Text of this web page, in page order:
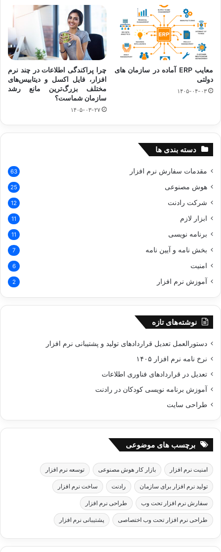
معایب ERP آماده در سازمان های
دولتی
۱۴۰۵-۰۴-۰۳
چرا پراکندگی اطلاعات در چند نرم
افزار، فایل اکسل و دیتابیس‌های
مختلف بزرگ‌ترین مانع رشد
سازمان شماست؟
۱۴۰۵-۰۳-۲۷
دسته بندی ها
مقدمات سفارش نرم افزار 63
هوش مصنوعی 25
شرکت رادنت 12
ابزار لازم 11
برنامه نویسی 11
بخش نامه و آیین نامه 7
امنیت 6
آموزش نرم افزار 2
نوشته‌های تازه
دستورالعمل تعدیل قراردادهای تولید و پشتیبانی نرم‌ افزار
نرخ نامه نرم افزار ۱۴۰۵
تعدیل در قراردادهای فناوری اطلاعات
آموزش برنامه نویسی کودکان در رادنت
طراحی سایت
برچسب های موضوعی
امنیت نرم افزار بازار کار هوش مصنوعی توسعه نرم افزار
تولید نرم افزار برای سازمان رادنت ساخت نرم افزار
سفارش نرم افزار تحت وب طراحی نرم افزار
طراحی نرم افزار تحت وب اختصاصی پشتیبانی نرم افزار